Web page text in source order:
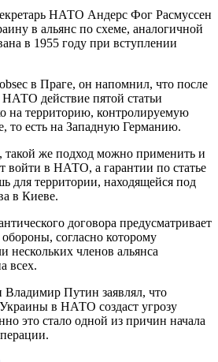
НАТО Андерс Фог Расмуссен
в альянс по схеме, аналогичной
в 1955 году при вступлении
в Праге, он напомнил, что после
действие пятой статьи
на территорию, контролируемую
то есть на Западную Германию.
же подход можно применить и
войти в НАТО, а гарантии по статье
для территории, находящейся под
в Киеве.
договора предусматривает
согласно которому
нескольких членов альянса
всех.
Владимир Путин заявлял, что
в НАТО создаст угрозу
это стало одной из причин начала